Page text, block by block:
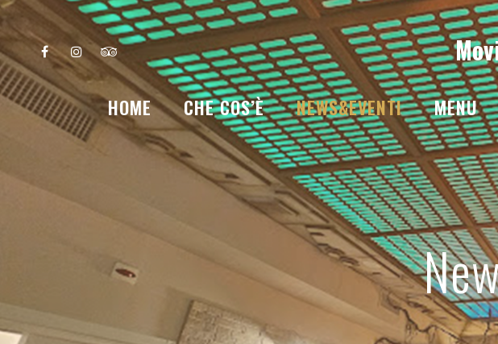
HOME CHE COS’È NEWS&EVENTI MENU